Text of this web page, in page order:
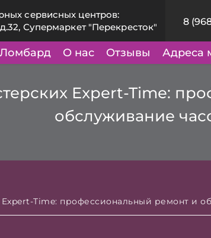
сервисных центров:
Супермаркет "Перекресток"
8
Ломбард О нас Отзывы Адреса
Expert-Time:
обслуживание
Expert-Time: профессиональный ремонт и